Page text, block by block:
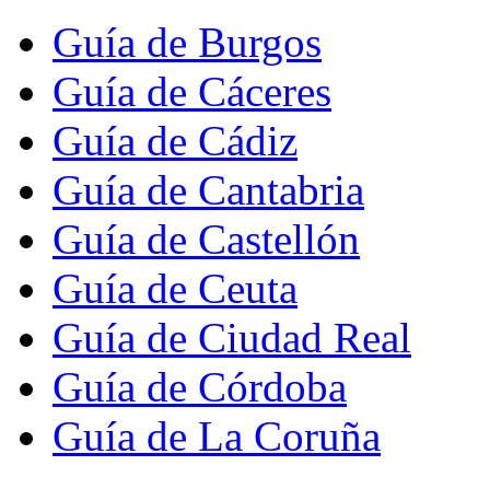
Guía de Burgos
Guía de Cáceres
Guía de Cádiz
Guía de Cantabria
Guía de Castellón
Guía de Ceuta
Guía de Ciudad Real
Guía de Córdoba
Guía de La Coruña